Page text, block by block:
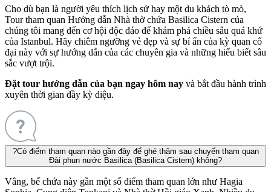
Cho dù bạn là người yêu thích lịch sử hay một du khách tò mò,
Tour tham quan Hướng dẫn Nhà thờ chứa Basilica Cistern của
chúng tôi mang đến cơ hội độc đáo để khám phá chiều sâu quá khứ
của Istanbul. Hãy chiêm ngưỡng vẻ đẹp và sự bí ẩn của kỳ quan cổ
đại này với sự hướng dẫn của các chuyên gia và những hiểu biết sâu
sắc vượt trội.
Đặt tour hướng dẫn của bạn ngay hôm nay và bắt đầu hành trình
xuyên thời gian đầy kỳ diệu.
?Có điểm tham quan nào gần đây để ghé thăm sau chuyến tham quan
Đài phun nước Basilica (Basilica Cistern) không?
Vâng, bể chứa này gần một số điểm tham quan lớn như Hagia